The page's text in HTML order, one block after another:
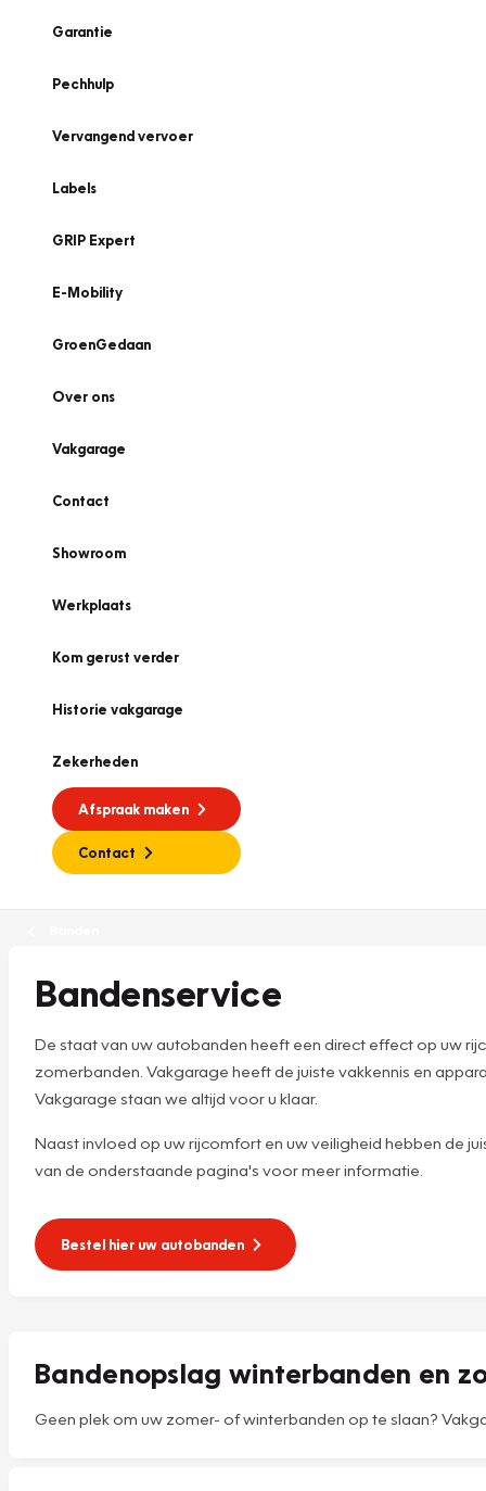
Garantie
Pechhulp
Vervangend vervoer
Labels
GRIP Expert
E-Mobility
GroenGedaan
Over ons
Vakgarage
Contact
Showroom
Werkplaats
Kom gerust verder
Historie vakgarage
Zekerheden
Afspraak maken
Contact
Bandenservice
De staat van uw autobanden heeft een direct effect op uw
zomerbanden. Vakgarage heeft de juiste vakkennis en
Vakgarage staan we altijd voor u klaar.
Naast invloed op uw rijcomfort en uw veiligheid hebben de
van de onderstaande pagina's voor meer informatie.
Bestel hier uw autobanden
Bandenopslag winterbanden en
Geen plek om uw zomer- of winterbanden op te slaan?